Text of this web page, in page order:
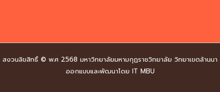
สงวนลิขสิทธิ์ © พ.ศ 2568 มหาวิทยาลัยมหามกุฏราชวิทยาลัย วิทยาเขตล้านนา
ออกแบบและพัฒนาโดย IT MBU